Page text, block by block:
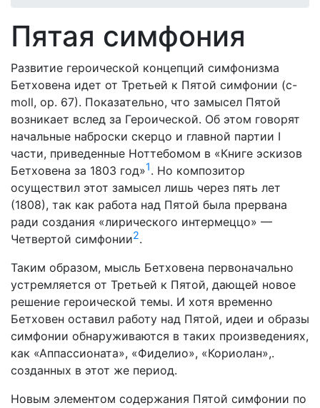
Пятая симфония
Развитие героической концепций симфонизма
Бетховена идет от Третьей к Пятой симфонии (c-
moll, ор. 67). Показа­тельно, что замысел Пятой
возникает вслед за Героической. Об этом говорят
начальные наброски скерцо и главной пар­тии I
части, приведенные Ноттебомом в «Книге эскизов
Бет­ховена за 1803 год»1. Но композитор
осуществил этот замы­сел лишь через пять лет
(1808), так как работа над Пятой была прервана
ради создания «лирического интермеццо» —
Четвертой симфонии2.
Таким образом, мысль Бетховена первоначально
устрем­ляется от Третьей к Пятой, дающей новое
решение героиче­ской темы. И хотя временно
Бетховен оставил работу над Пя­той, идеи и образы
симфонии обнаруживаются в таких про­изведениях,
как «Аппассионата», «Фиделио», «Кориолан»,.
созданных в этот же период.
Новым элементом содержания Пятой симфонии по